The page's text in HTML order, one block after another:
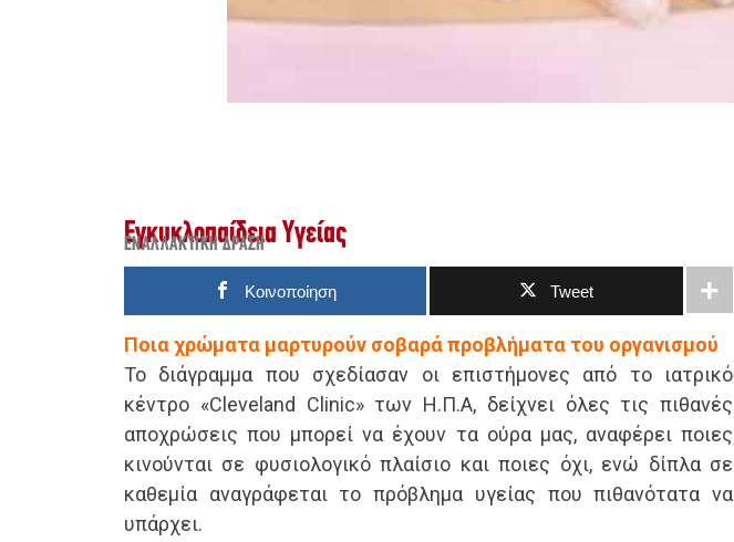
Εγκυκλοπαίδεια Υγείας
ΕΝΑΛΛΑΚΤΙΚΉ ΔΡΆΣΗ
Κοινοποίηση Tweet
Ποια χρώματα μαρτυρούν σοβαρά προβλήματα του οργανισμού
Το διάγραμμα που σχεδίασαν οι επιστήμονες από το ιατρικό
κέντρο «Cleveland Clinic» των Η.Π.Α, δείχνει όλες τις πιθανές
αποχρώσεις που μπορεί να έχουν τα ούρα μας, αναφέρει ποιες
κινούνται σε φυσιολογικό πλαίσιο και ποιες όχι, ενώ δίπλα σε
καθεμία αναγράφεται το πρόβλημα υγείας που πιθανότατα να
υπάρχει.